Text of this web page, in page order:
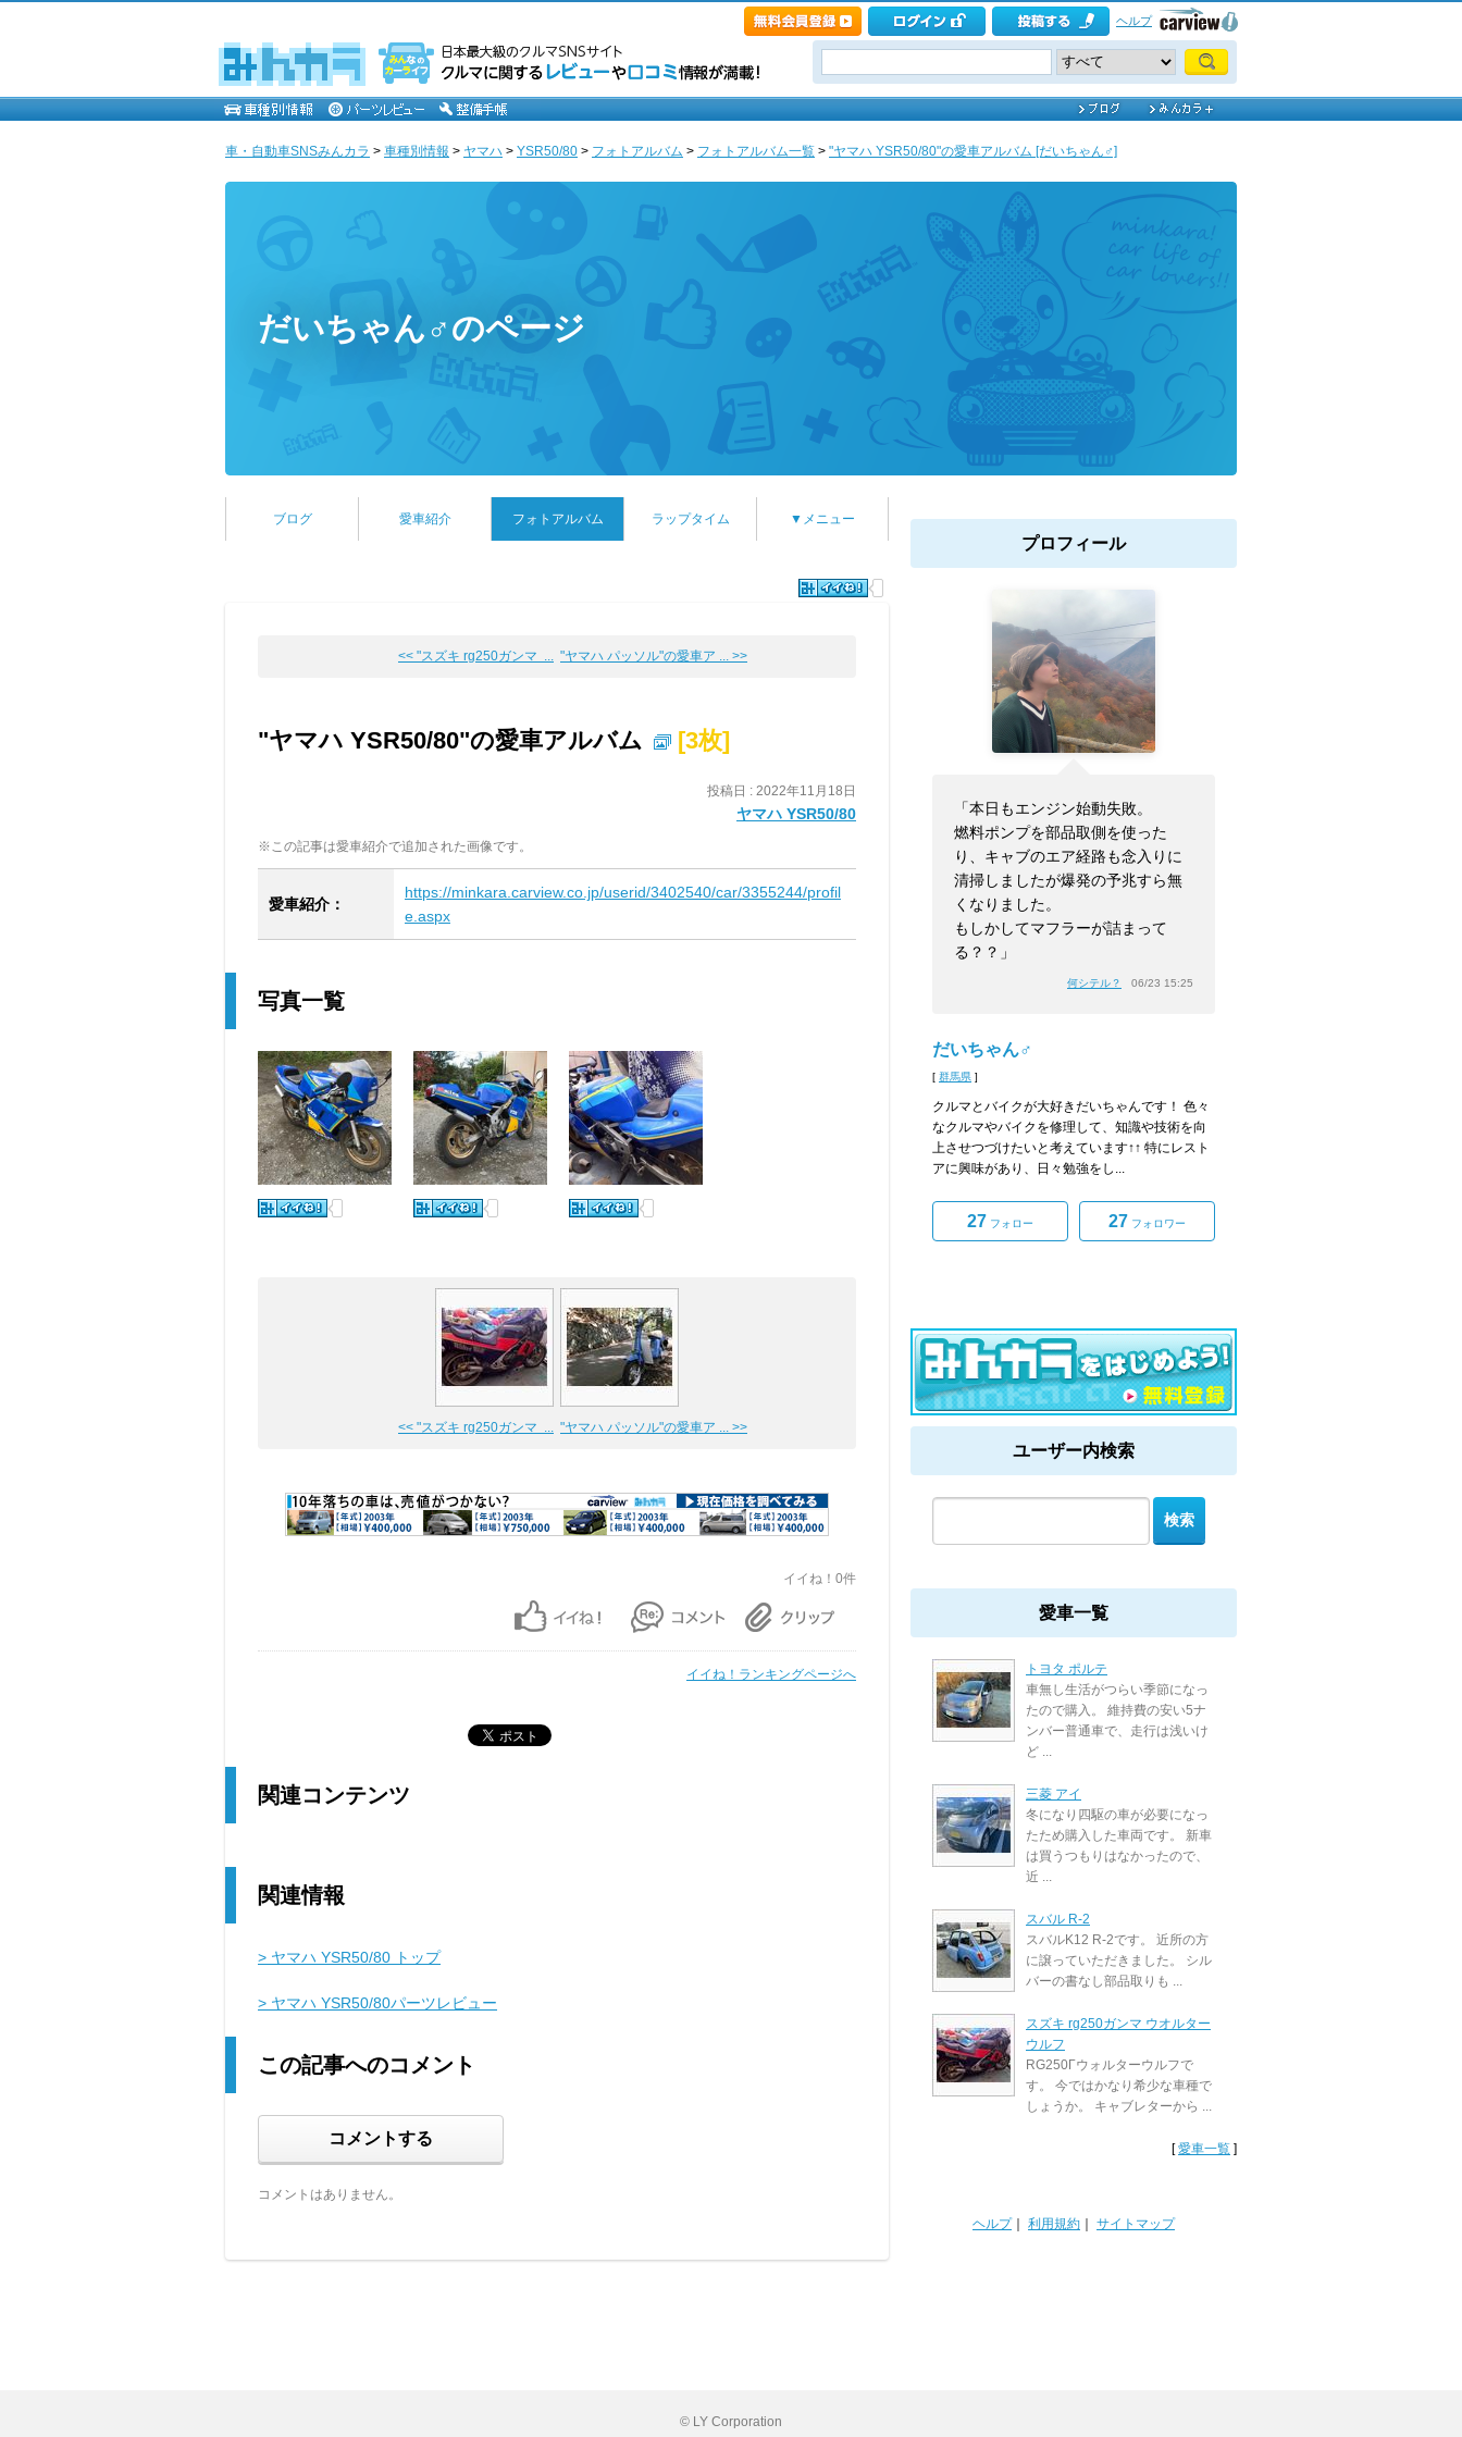
ヘルプ
車・自動車SNSみんカラ > 車種別情報 > ヤマハ > YSR50/80 > フォトアルバム > フォトアルバム一覧 > "ヤマハ YSR50/80"の愛車アルバム [だいちゃん♂]
だいちゃん♂のページ
ブログ 愛車紹介 フォトアルバム ラップタイム ▼メニュー
<< "スズキ rg250ガンマ ... "ヤマハ パッソル"の愛車ア ... >>
"ヤマハ YSR50/80"の愛車アルバム [3枚]
投稿日 : 2022年11月18日
ヤマハ YSR50/80
※この記事は愛車紹介で追加された画像です。
愛車紹介：
https://minkara.carview.co.jp/userid/3402540/car/3355244/profil
e.aspx
写真一覧
<< "スズキ rg250ガンマ ... "ヤマハ パッソル"の愛車ア ... >>
イイね！0件
イイね！ランキングページへ
関連コンテンツ
関連情報
> ヤマハ YSR50/80 トップ
> ヤマハ YSR50/80パーツレビュー
この記事へのコメント
コメントする
コメントはありません。
プロフィール
「本日もエンジン始動失敗。
燃料ポンプを部品取側を使った
り、キャブのエア経路も念入りに
清掃しましたが爆発の予兆すら無
くなりました。
もしかしてマフラーが詰まって
る？？」
何シテル？ 06/23 15:25
だいちゃん♂
[ 群馬県 ]
クルマとバイクが大好きだいちゃんです！ 色々
なクルマやバイクを修理して、知識や技術を向
上させつづけたいと考えています↑↑ 特にレスト
アに興味があり、日々勉強をし...
27 フォロー 27 フォロワー
ユーザー内検索
愛車一覧
トヨタ ポルテ
車無し生活がつらい季節になっ
たので購入。 維持費の安い5ナ
ンバー普通車で、走行は浅いけ
ど ...
三菱 アイ
冬になり四駆の車が必要になっ
たため購入した車両です。 新車
は買うつもりはなかったので、
近 ...
スバル R-2
スバルK12 R-2です。 近所の方
に譲っていただきました。 シル
バーの書なし部品取りも ...
スズキ rg250ガンマ ウオルター
ウルフ
RG250Γウォルターウルフで
す。 今ではかなり希少な車種で
しょうか。 キャブレターから ...
[愛車一覧 ]
ヘルプ｜ 利用規約 サイトマップ
© LY Corporation